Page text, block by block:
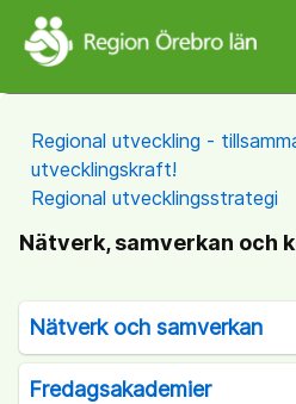
Regional utveckling -
utvecklingskraft!
Regional utvecklingsstrategi
Nätverk, samverkan och
Nätverk och samverkan
Fredagsakademier